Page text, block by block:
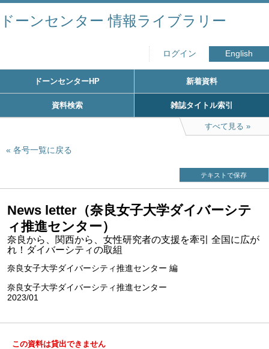
ドーンセンター 情報ライブラリー
ログイン English
ドーンセンターHP 新着資料
資料検索 雑誌タイトル索引
すべて見る
各号一覧に戻る
テキストで保存
News letter（奈良女子大学ダイバーシテ
ィ推進センター）
奈良から、関西から、女性研究者の支援を牽引 全国に広が
れ！ダイバーシティの取組
奈良女子大学ダイバーシティ推進センター 編
奈良女子大学ダイバーシティ推進センター
2023/01
この資料は貸出できません